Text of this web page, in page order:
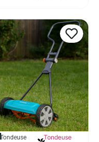
Tondeuse
Tondeuse